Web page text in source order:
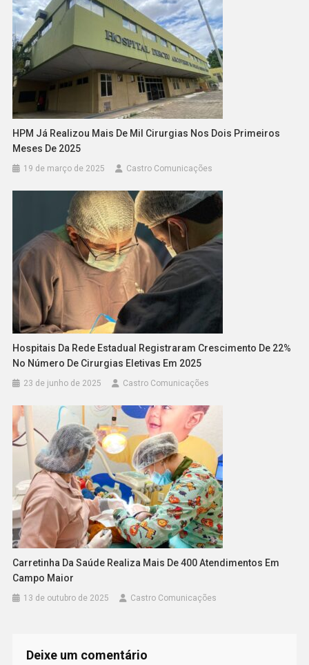
HPM Já Realizou Mais De Mil Cirurgias Nos Dois Primeiros
Meses De 2025
19 de março de 2025 Castro Comunicações
Hospitais Da Rede Estadual Registraram Crescimento De 22%
No Número De Cirurgias Eletivas Em 2025
23 de junho de 2025 Castro Comunicações
Carretinha Da Saúde Realiza Mais De 400 Atendimentos Em
Campo Maior
13 de outubro de 2025 Castro Comunicações
Deixe um comentário